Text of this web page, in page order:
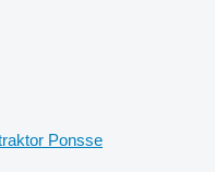
Ponsse